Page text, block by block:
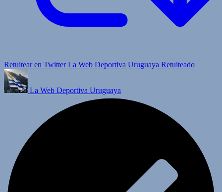
Retuitear en Twitter La Web Deportiva Uruguaya Retuiteado
La Web Deportiva Uruguaya